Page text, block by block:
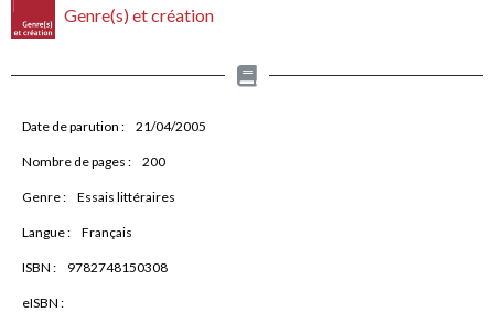
Genre(s) et création
Date de parution : 21/04/2005
Nombre de pages : 200
Genre : Essais littéraires
Langue : Français
ISBN : 9782748150308
eISBN :